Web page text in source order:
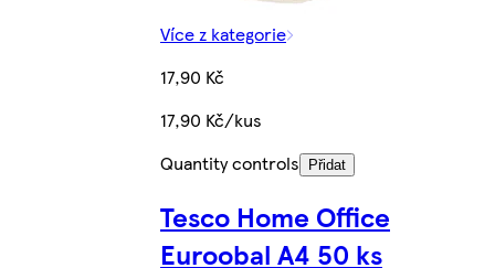
Více z kategorie
17,90 Kč
17,90 Kč/kus
Quantity controls
Přidat
Tesco Home Office
Euroobal A4 50 ks